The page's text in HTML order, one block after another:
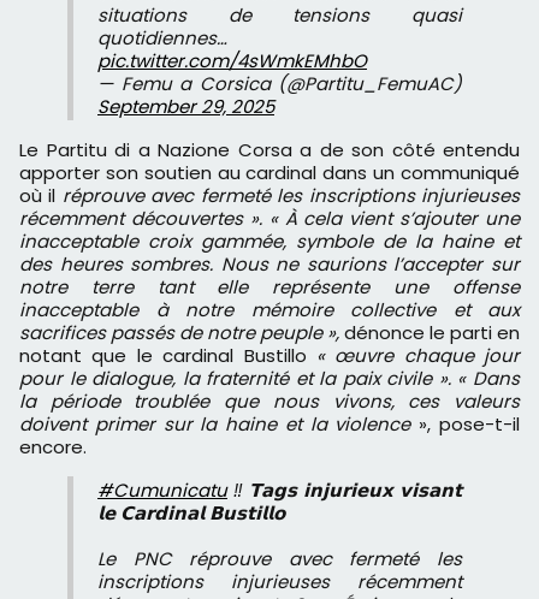
situations de tensions quasi
quotidiennes…
pic.twitter.com/4sWmkEMhbO
— Femu a Corsica (@Partitu_FemuAC)
September 29, 2025
Le Partitu di a Nazione Corsa a de son côté entendu
apporter son soutien au cardinal dans un communiqué
où il réprouve avec fermeté les inscriptions injurieuses
récemment découvertes ». « À cela vient s’ajouter une
inacceptable croix gammée, symbole de la haine et
des heures sombres. Nous ne saurions l’accepter sur
notre terre tant elle représente une offense
inacceptable à notre mémoire collective et aux
sacrifices passés de notre peuple »,dénonce le parti en
notant que le cardinal Bustillo « œuvre chaque jour
pour le dialogue, la fraternité et la paix civile ». « Dans
la période troublée que nous vivons, ces valeurs
doivent primer sur la haine et la violence», pose-t-il
encore.
#Cumunicatu‼️ 𝗧𝗮𝗴𝘀 𝗶𝗻𝗷𝘂𝗿𝗶𝗲𝘂𝘅 𝘃𝗶𝘀𝗮𝗻𝘁
𝗹𝗲 𝗖𝗮𝗿𝗱𝗶𝗻𝗮𝗹 𝗕𝘂𝘀𝘁𝗶𝗹𝗹𝗼
Le PNC réprouve avec fermeté les
inscriptions injurieuses récemment